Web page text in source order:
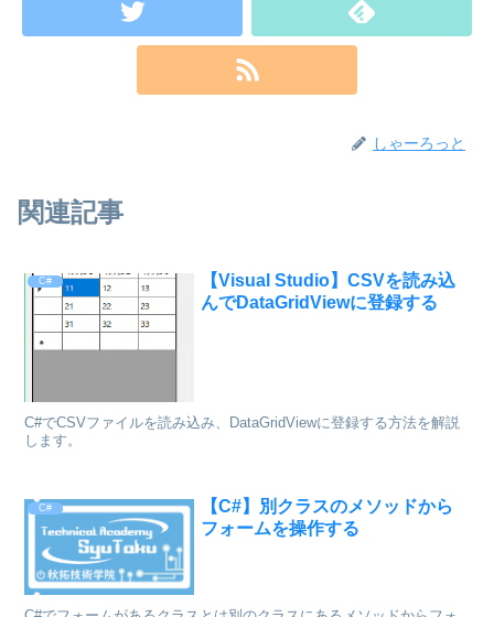
しゃーろっと
関連記事
C#
【Visual Studio】CSVを読み込
んでDataGridViewに登録する
C#でCSVファイルを読み込み、DataGridViewに登録する方法を解説
します。
C#
【C#】別クラスのメソッドから
フォームを操作する